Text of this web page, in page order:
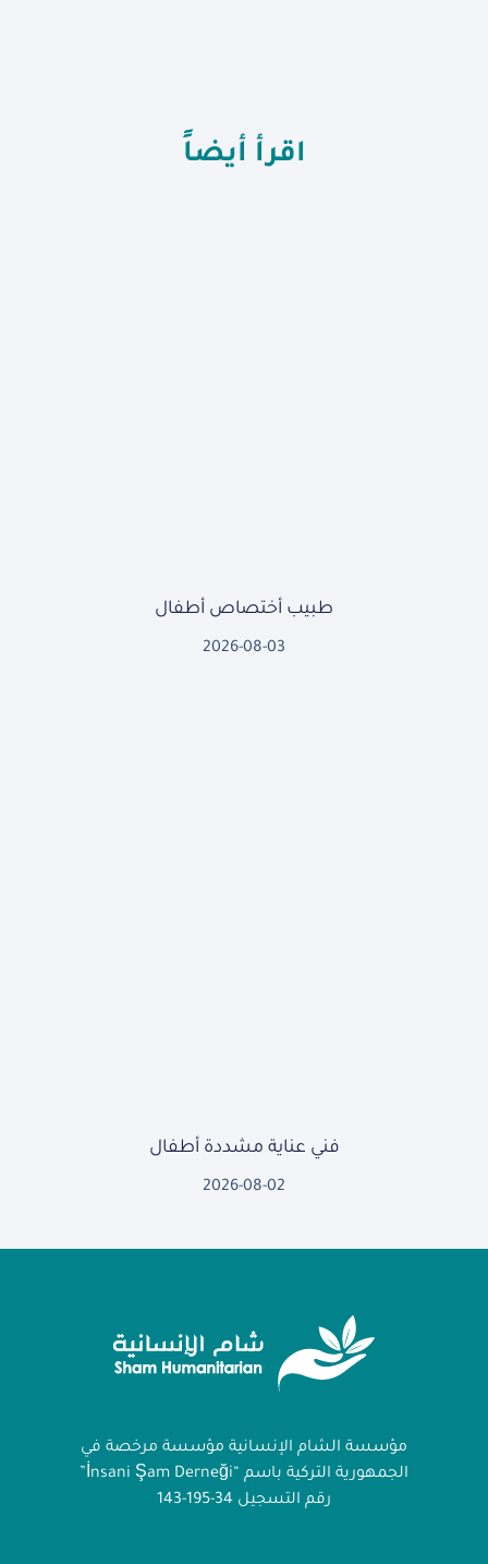
اقرأ أيضاً
طبيب أختصاص أطفال
2026-08-03
فني عناية مشددة أطفال
2026-08-02
مؤسسة الشام الإنسانية مؤسسة مرخصة في
الجمهورية التركية باسم “İnsani Şam Derneği”
رقم التسجيل 34-195-143